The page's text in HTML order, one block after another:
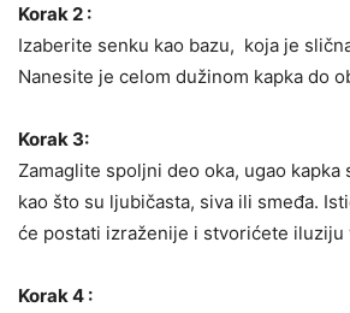
Korak 2 :
Izaberite senku kao bazu, koja je
Nanesite je celom dužinom kapka do
Korak 3:
Zamaglite spoljni deo oka, ugao kapka
kao što su ljubičasta, siva ili smeđa.
će postati izraženije i stvorićete iluziju
Korak 4 :